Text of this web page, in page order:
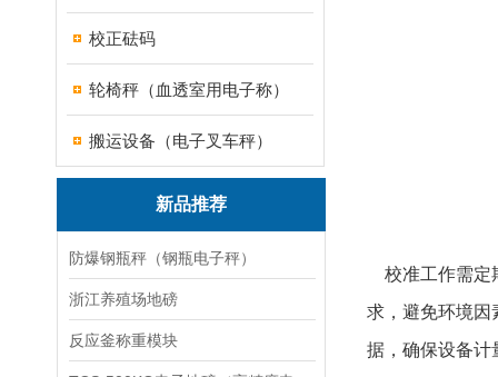
校正砝码
轮椅秤（血透室用电子称）
搬运设备（电子叉车秤）
新品推荐
防爆钢瓶秤（钢瓶电子秤）
浙江养殖场地磅
反应釜称重模块
校准工作需定
求，避免环境因
据，确保设备计